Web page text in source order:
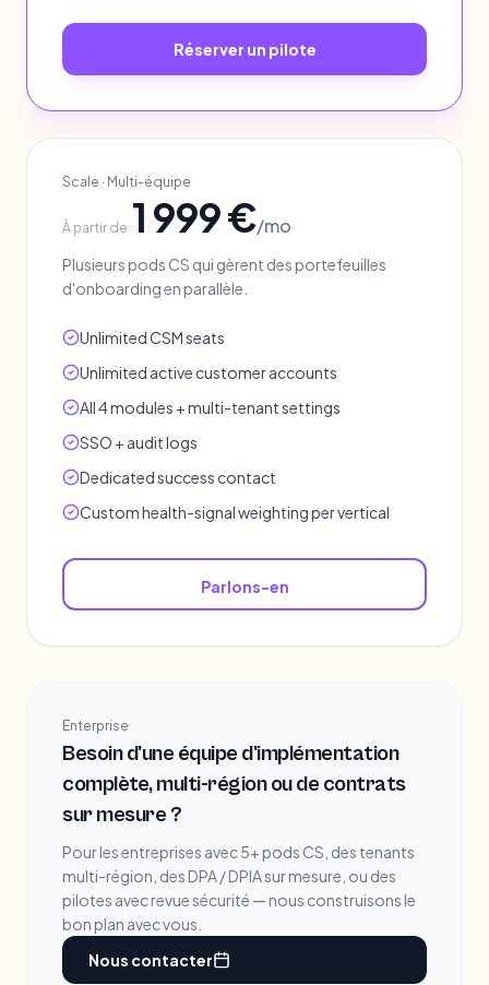
Réserver un pilote
Scale · Multi-équipe
À partir de 1 999 €/mo
Plusieurs pods CS qui gèrent des portefeuilles
d'onboarding en parallèle.
Unlimited CSM seats
Unlimited active customer accounts
All 4 modules + multi-tenant settings
SSO + audit logs
Dedicated success contact
Custom health-signal weighting per vertical
Parlons-en
Enterprise
Besoin d'une équipe d'implémentation
complète, multi-région ou de contrats
sur mesure ?
Pour les entreprises avec 5+ pods CS, des tenants
multi-région, des DPA / DPIA sur mesure, ou des
pilotes avec revue sécurité — nous construisons le
bon plan avec vous.
Nous contacter